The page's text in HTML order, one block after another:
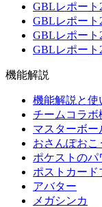
GBLレポート
GBLレポート
GBLレポート
GBLレポート
機能解説
機能解説と使
チームコラボ
マスターボー
おさんぽおこ
ポケストのパ
ポストカード
アバター
メガシンカ